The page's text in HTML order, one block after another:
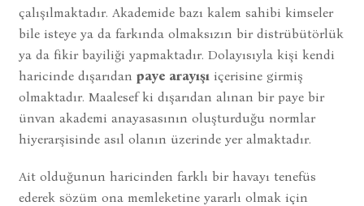
çalışılmaktadır. Akademide bazı kalem sahibi kimseler
bile isteye ya da farkında olmaksızın bir distrübütörlük
ya da fikir bayiliği yapmaktadır. Dolayısıyla kişi kendi
haricinde dışarıdan paye arayışı içerisine girmiş
olmaktadır. Maalesef ki dışarıdan alınan bir paye bir
ünvan akademi anayasasının oluşturduğu normlar
hiyerarşisinde asıl olanın üzerinde yer almaktadır.
Ait olduğunun haricinden farklı bir havayı tenefüs
ederek sözüm ona memleketine yararlı olmak için